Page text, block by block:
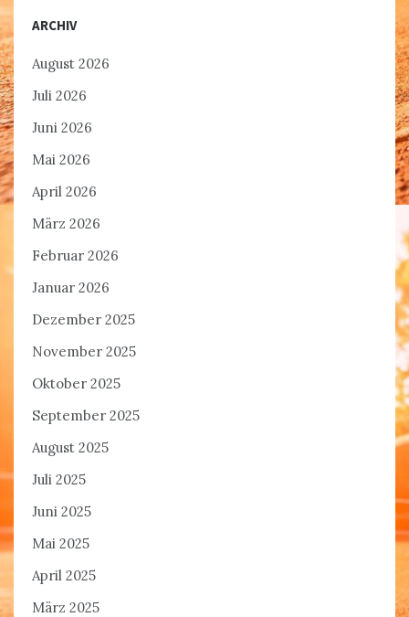
ARCHIV
August 2026
Juli 2026
Juni 2026
Mai 2026
April 2026
März 2026
Februar 2026
Januar 2026
Dezember 2025
November 2025
Oktober 2025
September 2025
August 2025
Juli 2025
Juni 2025
Mai 2025
April 2025
März 2025